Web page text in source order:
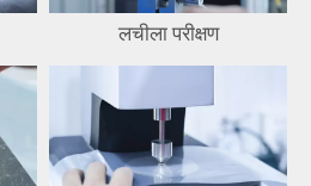
लचीला परीक्षण